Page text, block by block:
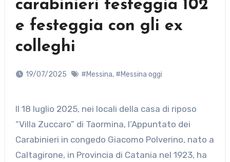
carabinieri festeggia 102
e festeggia con gli ex
colleghi
19/07/2025 #Messina, #Messina oggi
Il 18 luglio 2025, nei locali della casa di riposo
“Villa Zuccaro” di Taormina, l’Appuntato dei
Carabinieri in congedo Giacomo Polverino, nato a
Caltagirone, in Provincia di Catania nel 1923, ha